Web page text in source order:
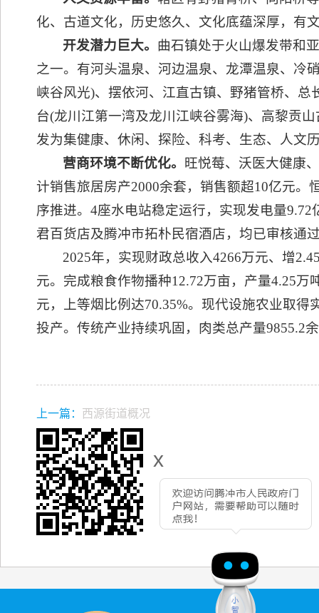
x
化、古道文化，历史悠久、文化底蕴深厚，有
开发潜力巨大。 曲石镇处于火山爆发带和
之一。有河头温泉、河边温泉、龙潭温泉、冷
峡谷风光)、摆依河、江直古镇、野猪管桥、
台(龙川江第一湾及龙川江峡谷雾海)、高黎贡
发为集健康、休闲、探险、科考、生态、人文
营商环境不断优化。 旺悦莓、沃医大健康
计销售旅居房产2000余套，销售额超10亿元
序推进。4座水电站稳定运行，实现发电量
君百货店及腾冲市拓朴民宿酒店，均已审核通
2025年，实现财政总收入4266万元、增
元。完成粮食作物播种12.72万亩，产量4.25万
元，上等烟比例达70.35%。现代设施农业取得
投产。传统产业持续巩固，肉类总产量9855.2
上一篇： 西源街道概况